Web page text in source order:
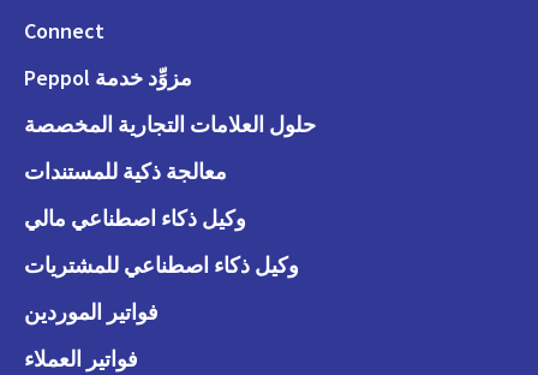
Connect
مزوِّد خدمة Peppol
حلول العلامات التجارية المخصصة
معالجة ذكية للمستندات
وكيل ذكاء اصطناعي مالي
وكيل ذكاء اصطناعي للمشتريات
فواتير الموردين
فواتير العملاء